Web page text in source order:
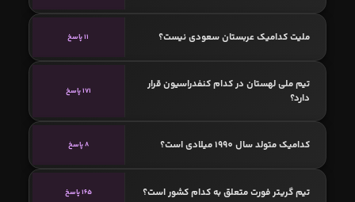
ملیت کدامیک عربستان سعودی نیست؟ 11 پاسخ
تیم ملی لهستان در کدام کنفدراسیون قرار
دارد؟
171 پاسخ
کدامیک متولد سال 1990 میلادی است؟ 8 پاسخ
تیم گریتر فورت متعلق به کدام کشور است؟ 165 پاسخ